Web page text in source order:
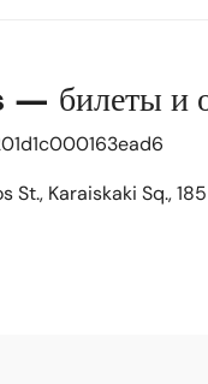
и
St., Karaiskaki Sq., 185